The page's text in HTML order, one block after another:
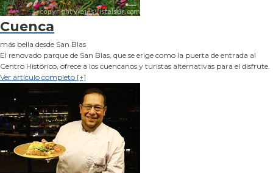
Cuenca
más bella desde San Blas
El renovado parque de San Blas, que se erige como la puerta de entrada al
Centro Histórico, ofrece a los cuencanos y turistas alternativas para el disfrute.
Ver artículo completo [+]